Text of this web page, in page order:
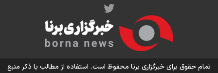
اینفو برنا / توصیه‌هایی طلایی برای پیاده روی اربعین
تمام حقوق برای خبرگزاری برنا محفوظ است. استفاده از مطالب با ذکر منبع